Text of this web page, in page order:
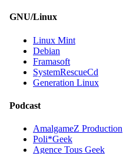
GNU/Linux
Linux Mint
Debian
Framasoft
SystemRescueCd
Generation Linux
Podcast
AmalgameZ Production
Poli*Geek
Agence Tous Geek